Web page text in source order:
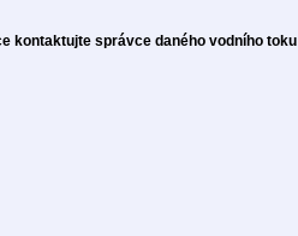
kontaktujte správce daného vodního toku